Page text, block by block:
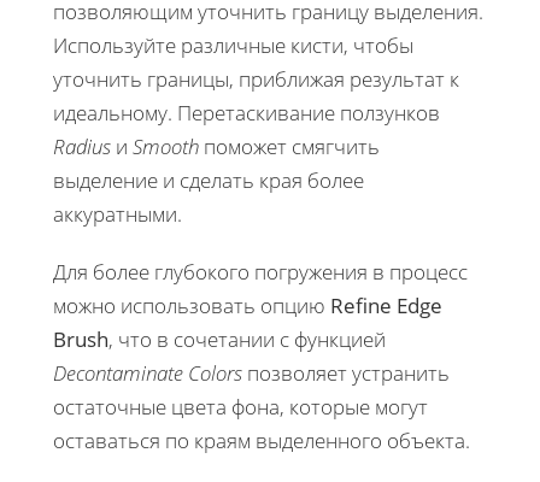
позволяющим уточнить границу выделения.
Используйте различные кисти, чтобы
уточнить границы, приближая результат к
идеальному. Перетаскивание ползунков
Radius и Smooth поможет смягчить
выделение и сделать края более
аккуратными.
Для более глубокого погружения в процесс
можно использовать опцию Refine Edge
Brush, что в сочетании с функцией
Decontaminate Colors позволяет устранить
остаточные цвета фона, которые могут
оставаться по краям выделенного объекта.